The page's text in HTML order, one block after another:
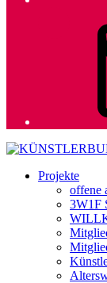
Projekte
offene
3W1F